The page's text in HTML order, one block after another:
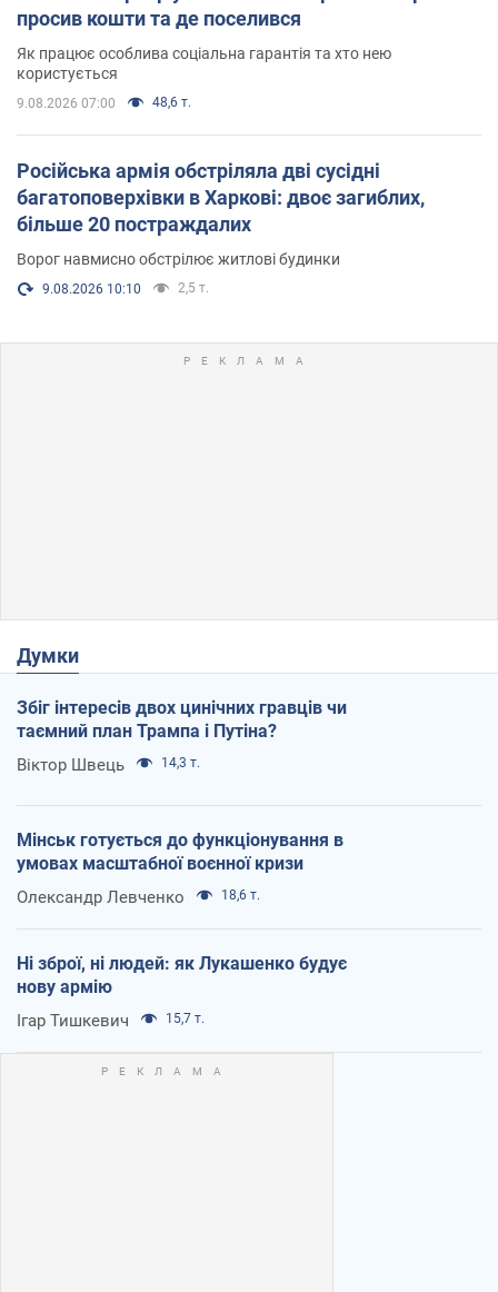
просив кошти та де поселився
Як працює особлива соціальна гарантія та хто нею
користується
9.08.2026 07:00 48,6 т.
Російська армія обстріляла дві сусідні
багатоповерхівки в Харкові: двоє загиблих,
більше 20 постраждалих
Ворог навмисно обстрілює житлові будинки
9.08.2026 10:10 2,5 т.
Думки
Збіг інтересів двох цинічних гравців чи
таємний план Трампа і Путіна?
Віктор Швець 14,3 т.
Мінськ готується до функціонування в
умовах масштабної воєнної кризи
Олександр Левченко 18,6 т.
Ні зброї, ні людей: як Лукашенко будує
нову армію
Ігар Тишкевич 15,7 т.